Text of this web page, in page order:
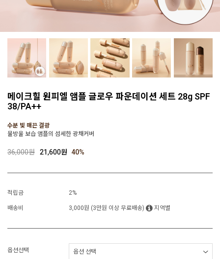
메이크힐 원피엘 앰플 글로우 파운데이션 세트 28g SPF
38/PA++
수분 빛 매끈 결광
물방울 보습 앰플의 섬세한 광채커버
36,000원 21,600원 40%
적립금
2%
배송비
3,000원 (3만원 이상 무료배송) 지역별
옵션선택